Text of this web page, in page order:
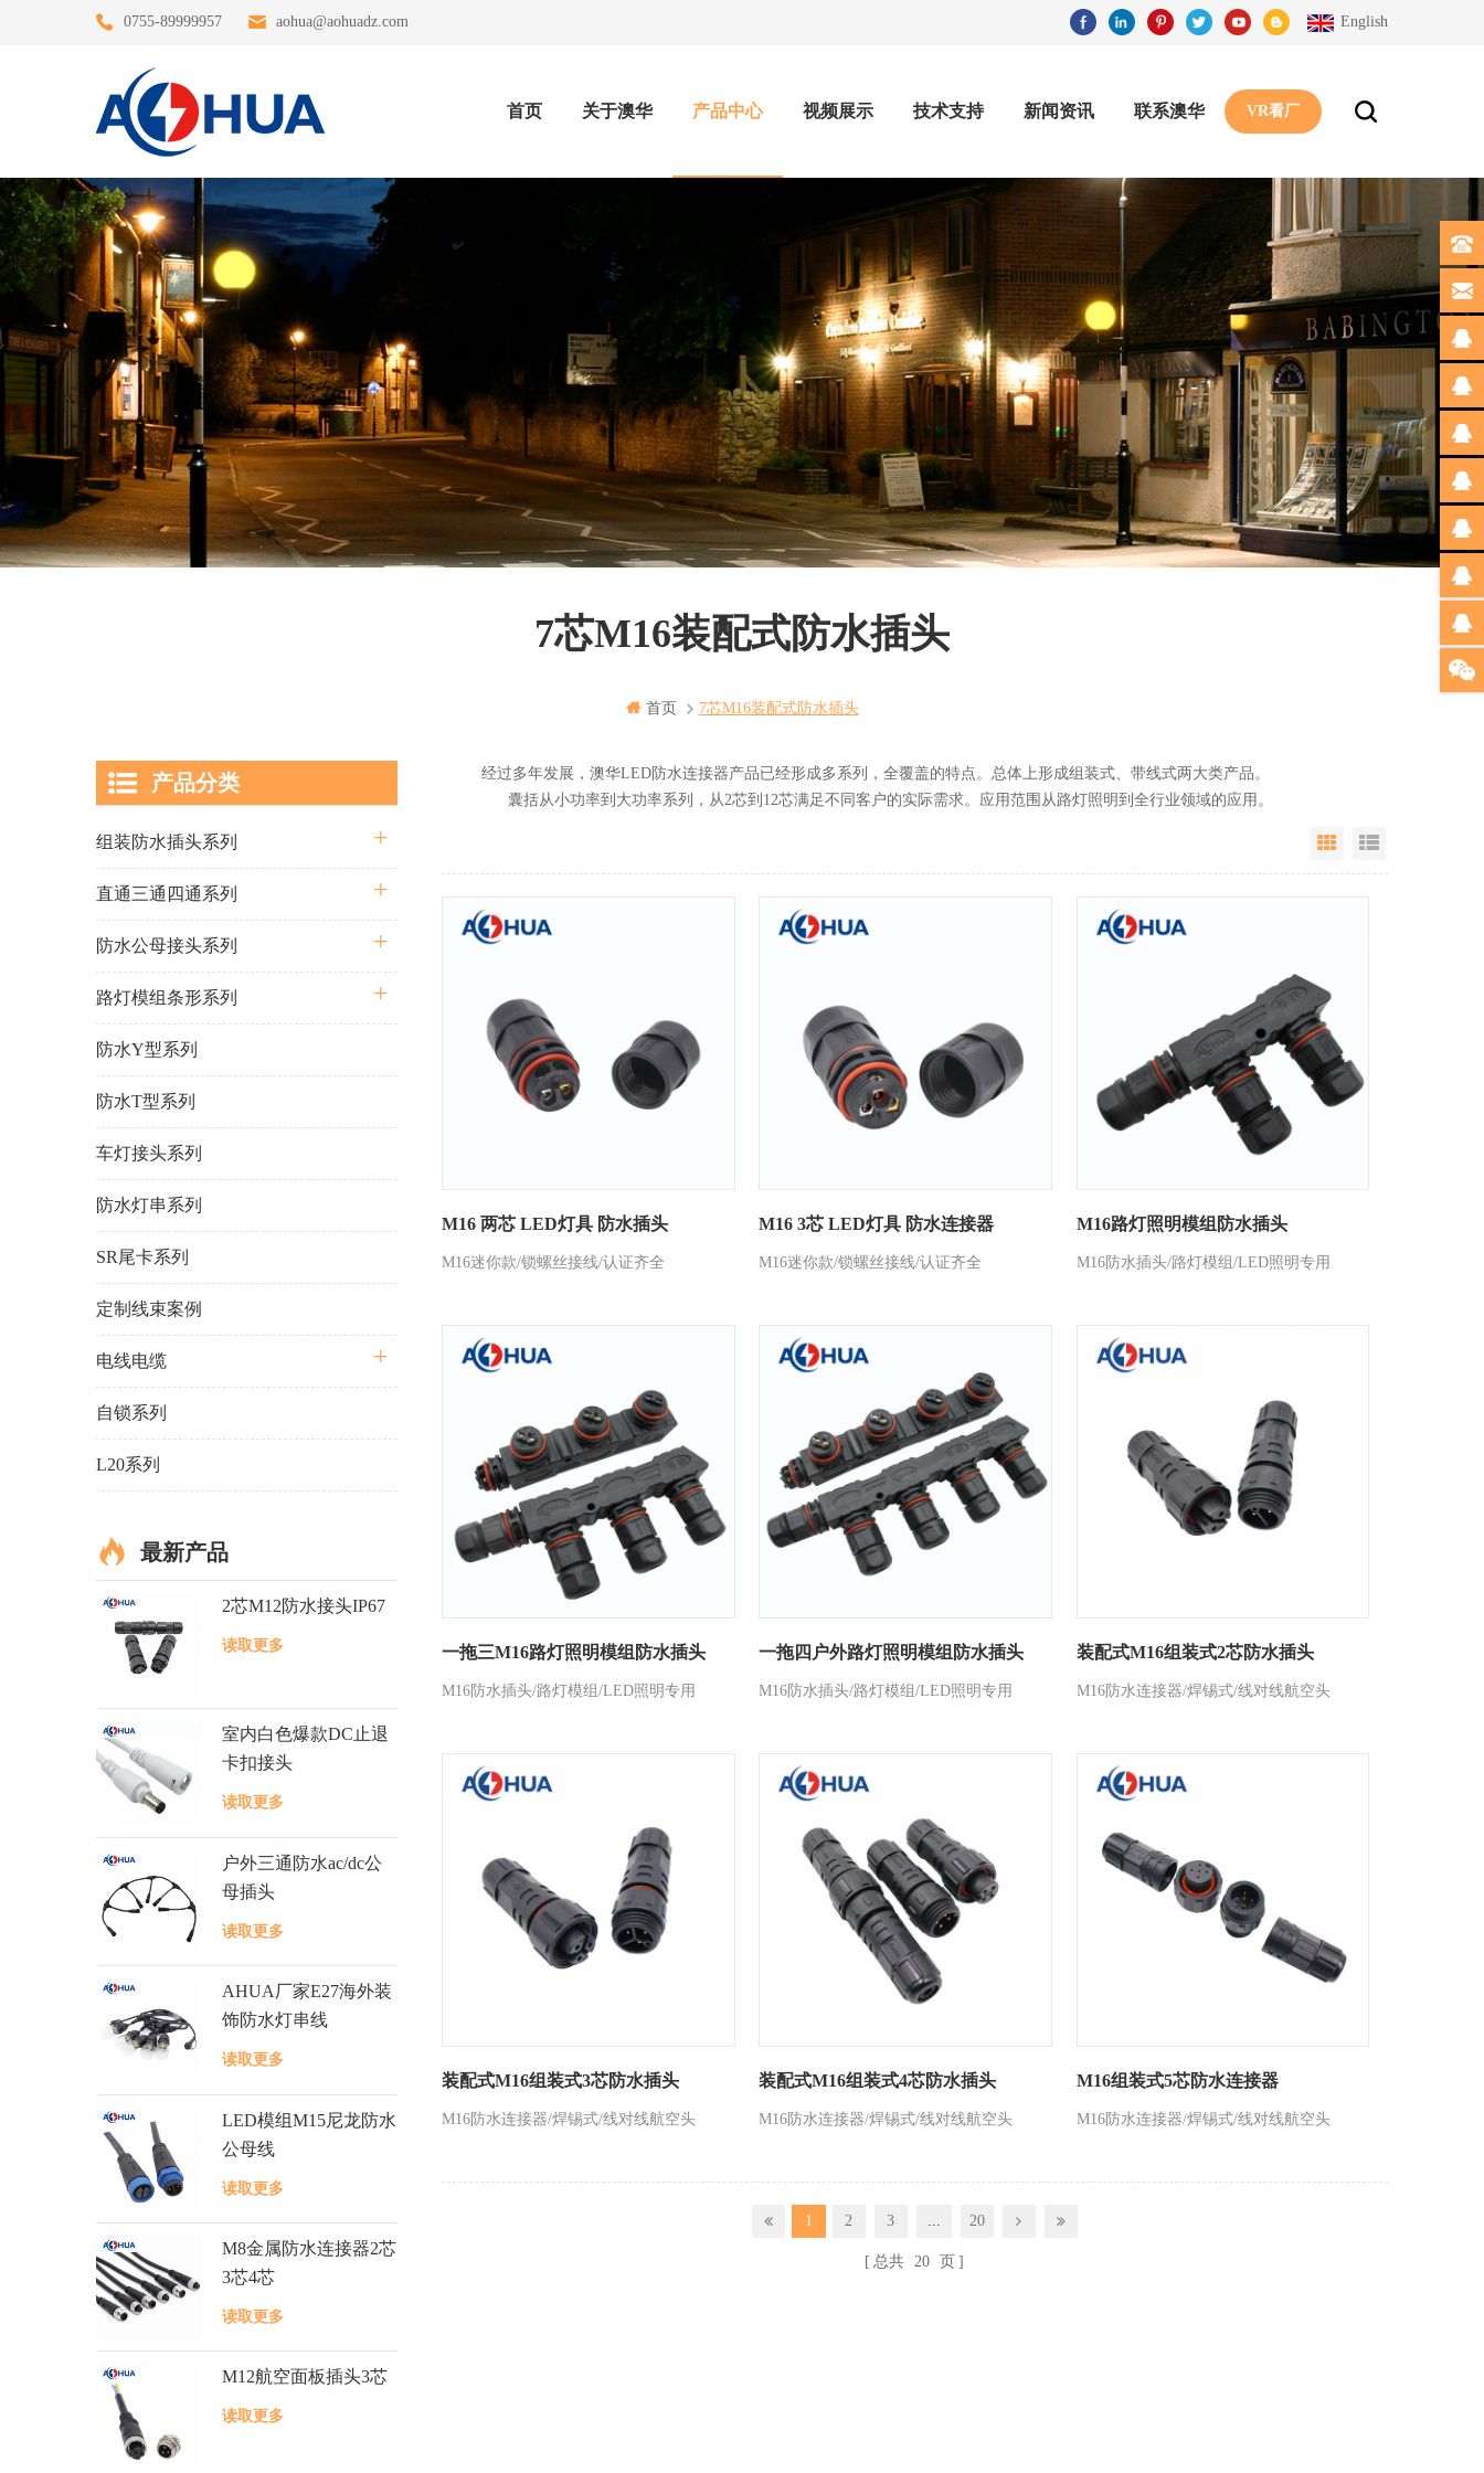
0755-89999957 aohua@aohuadz.com English
VR看厂
首页 关于澳华 产品中心 视频展示 技术支持 新闻资讯 联系澳华
7芯M16装配式防水插头
首页 7芯m16装配式防水插头
经过多年发展，澳华LED防水连接器产品已经形成多系列，全覆盖的特点。总体上形成组装式、带线式两大类产品。
囊括从小功率到大功率系列，从2芯到12芯满足不同客户的实际需求。应用范围从路灯照明到全行业领域的应用。
Grid View
M16 两芯 LED灯具 防水插头
M16迷你款/锁螺丝接线/认证齐全
M16 3芯 LED灯具 防水连接器
M16迷你款/锁螺丝接线/认证齐全
M16路灯照明模组防水插头
M16防水插头/路灯模组/LED照明专用
一拖三M16路灯照明模组防水插头
M16防水插头/路灯模组/LED照明专用
一拖四户外路灯照明模组防水插头
M16防水插头/路灯模组/LED照明专用
装配式M16组装式2芯防水插头
M16防水连接器/焊锡式/线对线航空头
装配式M16组装式3芯防水插头
M16防水连接器/焊锡式/线对线航空头
装配式M16组装式4芯防水插头
M16防水连接器/焊锡式/线对线航空头
M16组装式5芯防水连接器
M16防水连接器/焊锡式/线对线航空头
1 2 3 20
总共 20 页
产品分类
组装防水插头系列
直通三通四通系列
防水公母接头系列
路灯模组条形系列
防水Y型系列
防水T型系列
车灯接头系列
防水灯串系列
SR尾卡系列
定制线束案例
电线电缆
自锁系列
L20系列
最新产品
2芯M12防水接头IP67
读取更多
室内白色爆款DC止退
卡扣接头
读取更多
户外三通防水ac/dc公
母插头
读取更多
AHUA厂家E27海外装
饰防水灯串线
读取更多
LED模组M15尼龙防水
公母线
读取更多
M8金属防水连接器2芯
3芯4芯
读取更多
M12航空面板插头3芯
读取更多